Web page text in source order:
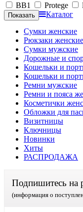
BB1
Protege
Каталог
Сумки женские
Рюкзаки женские
Сумки мужские
Дорожные и
Кошельки и
Кошельки и
Ремни мужские
Ремни и пояса
Косметички
Обложки для
Визитницы
Ключницы
Новинки
Хиты
РАСПРОДАЖА
Подпишитесь на
(информация о